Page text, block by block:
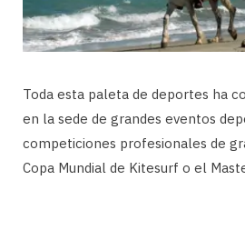
Toda esta paleta de deportes ha
en la sede de grandes eventos
competiciones profesionales de
Copa Mundial de Kitesurf o el